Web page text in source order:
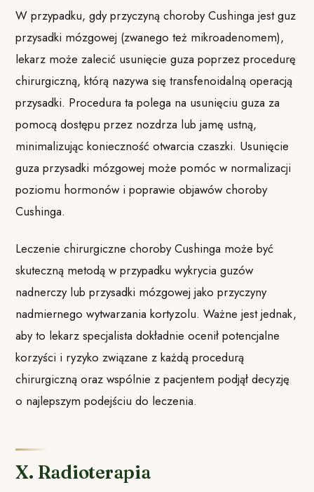
W przypadku, gdy przyczyną choroby Cushinga jest guz
przysadki mózgowej (zwanego też mikroadenomem),
lekarz może zalecić usunięcie guza poprzez procedurę
chirurgiczną, którą nazywa się transfenoidalną operacją
przysadki. Procedura ta polega na usunięciu guza za
pomocą dostępu przez nozdrza lub jamę ustną,
minimalizując konieczność otwarcia czaszki. Usunięcie
guza przysadki mózgowej może pomóc w normalizacji
poziomu hormonów i poprawie objawów choroby
Cushinga.
Leczenie chirurgiczne choroby Cushinga może być
skuteczną metodą w przypadku wykrycia guzów
nadnerczy lub przysadki mózgowej jako przyczyny
nadmiernego wytwarzania kortyzolu. Ważne jest jednak,
aby to lekarz specjalista dokładnie ocenił potencjalne
korzyści i ryzyko związane z każdą procedurą
chirurgiczną oraz wspólnie z pacjentem podjął decyzję
o najlepszym podejściu do leczenia.
X. Radioterapia